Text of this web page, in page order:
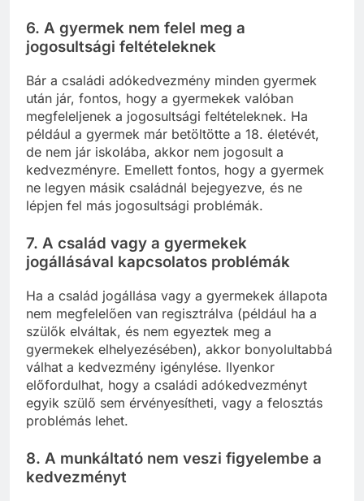
6. A gyermek nem felel meg a
jogosultsági feltételeknek
Bár a családi adókedvezmény minden gyermek
után jár, fontos, hogy a gyermekek valóban
megfeleljenek a jogosultsági feltételeknek. Ha
például a gyermek már betöltötte a 18. életévét,
de nem jár iskolába, akkor nem jogosult a
kedvezményre. Emellett fontos, hogy a gyermek
ne legyen másik családnál bejegyezve, és ne
lépjen fel más jogosultsági problémák.
7. A család vagy a gyermekek
jogállásával kapcsolatos problémák
Ha a család jogállása vagy a gyermekek állapota
nem megfelelően van regisztrálva (például ha a
szülők elváltak, és nem egyeztek meg a
gyermekek elhelyezésében), akkor bonyolultabbá
válhat a kedvezmény igénylése. Ilyenkor
előfordulhat, hogy a családi adókedvezményt
egyik szülő sem érvényesítheti, vagy a felosztás
problémás lehet.
8. A munkáltató nem veszi figyelembe a
kedvezményt